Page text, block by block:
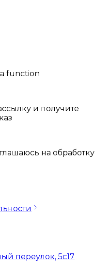
function
и получите
на обработку
переулок, 5с17